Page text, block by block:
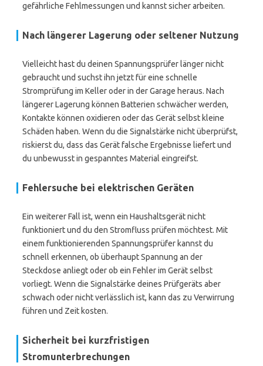
gefährliche Fehlmessungen und kannst sicher arbeiten.
Nach längerer Lagerung oder seltener Nutzung
Vielleicht hast du deinen Spannungsprüfer länger nicht
gebraucht und suchst ihn jetzt für eine schnelle
Stromprüfung im Keller oder in der Garage heraus. Nach
längerer Lagerung können Batterien schwächer werden,
Kontakte können oxidieren oder das Gerät selbst kleine
Schäden haben. Wenn du die Signalstärke nicht überprüfst,
riskierst du, dass das Gerät falsche Ergebnisse liefert und
du unbewusst in gespanntes Material eingreifst.
Fehlersuche bei elektrischen Geräten
Ein weiterer Fall ist, wenn ein Haushaltsgerät nicht
funktioniert und du den Stromfluss prüfen möchtest. Mit
einem funktionierenden Spannungsprüfer kannst du
schnell erkennen, ob überhaupt Spannung an der
Steckdose anliegt oder ob ein Fehler im Gerät selbst
vorliegt. Wenn die Signalstärke deines Prüfgeräts aber
schwach oder nicht verlässlich ist, kann das zu Verwirrung
führen und Zeit kosten.
Sicherheit bei kurzfristigen
Stromunterbrechungen